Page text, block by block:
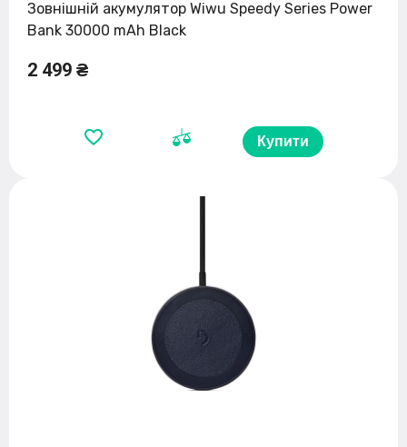
Зовнішній акумулятор Wiwu Speedy Series Power
Bank 30000 mAh Black
2 499 ₴
Купити